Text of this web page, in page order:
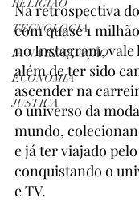
RELIGIÃO
TECNOLOGIA
IA NA EDUCAÇÃO
ECONOMIA
JUSTIÇA
Na retrospectiva
com quase 1
no Instagram, vale
além de ter sido
ascender na
o universo da
mundo,
e já ter viajado
conquistando o
e TV.